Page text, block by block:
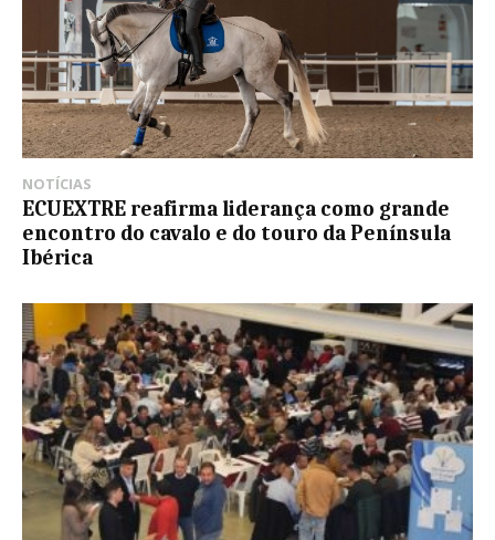
NOTÍCIAS
ECUEXTRE reafirma liderança como grande
encontro do cavalo e do touro da Península
Ibérica